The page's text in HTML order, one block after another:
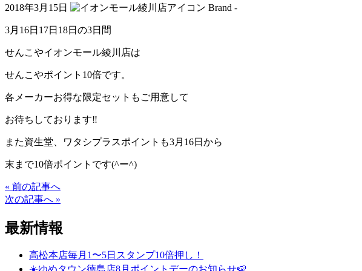
2018年3月15日 Brand -
3月16日17日18日の3日間
せんこやイオンモール綾川店は
せんこやポイント10倍です。
各メーカーお得な限定セットもご用意して
お待ちしております‼️
また資生堂、ワタシプラスポイントも3月16日から
末まで10倍ポイントです(^ー^)
« 前の記事へ
次の記事へ »
最新情報
高松本店毎月1〜5日スタンプ10倍押し！